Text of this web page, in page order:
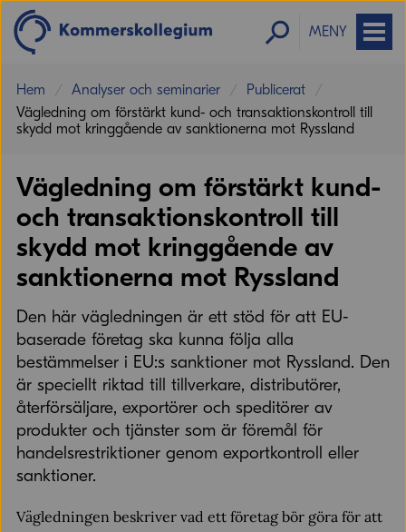
MENY
Hem Analyser och seminarier
Publicerat
Vägledning om förstärkt kund- och transaktionskontroll till
skydd mot kringgående av sanktionerna mot Ryssland
Vägledning om förstärkt kund-
och transaktionskontroll till
skydd mot kringgående av
sanktionerna mot Ryssland
Den här vägledningen är ett stöd för att EU-
baserade företag ska kunna följa alla
bestämmelser i EU:s sanktioner mot Ryssland. Den
är speciellt riktad till tillverkare, distributörer,
återförsäljare, exportörer och speditörer av
produkter och tjänster som är föremål för
handelsrestriktioner genom exportkontroll eller
sanktioner.
Vägledningen beskriver vad ett företag bör göra för att